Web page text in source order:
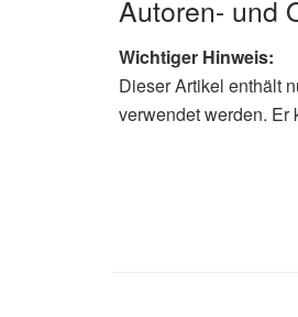
Autoren- und
Wichtiger Hinweis:
Dieser Artikel enthält
verwendet werden. Er